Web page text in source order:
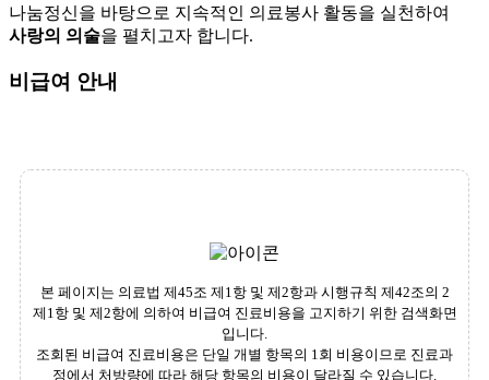
나눔정신을 바탕으로 지속적인 의료봉사 활동을 실천하여
사랑의 의술을 펼치고자 합니다.
비급여 안내
본 페이지는 의료법 제45조 제1항 및 제2항과 시행규칙 제42조의 2
제1항 및 제2항에 의하여 비급여 진료비용을 고지하기 위한 검색화면
입니다.
조회된 비급여 진료비용은 단일 개별 항목의 1회 비용이므로 진료과
정에서 처방량에 따라 해당 항목의 비용이 달라질 수 있습니다.